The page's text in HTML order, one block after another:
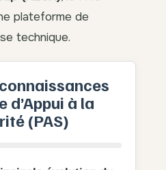
plateforme de
technique.
d’Appui à la
(PAS)